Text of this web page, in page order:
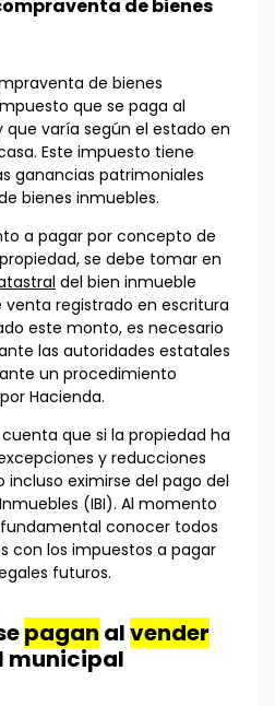
de bienes
de bienes
que se paga al
varía según el estado en
Este impuesto tiene
ganancias patrimoniales
bienes inmuebles.
a pagar por concepto de
se debe tomar en
del bien inmueble
registrado en escritura
este monto, es necesario
las autoridades estatales
un procedimiento
Hacienda.
que si la propiedad ha
y reducciones
incluso eximirse del pago del
(IBI). Al momento
conocer todos
con los impuestos a pagar
futuros.
pagan alvender
municipal